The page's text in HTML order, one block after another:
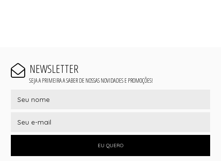
NEWSLETTER
SEJA A PRIMEIRA A SABER DE NOSSAS NOVIDADES E PROMOÇÕES!
EU QUERO